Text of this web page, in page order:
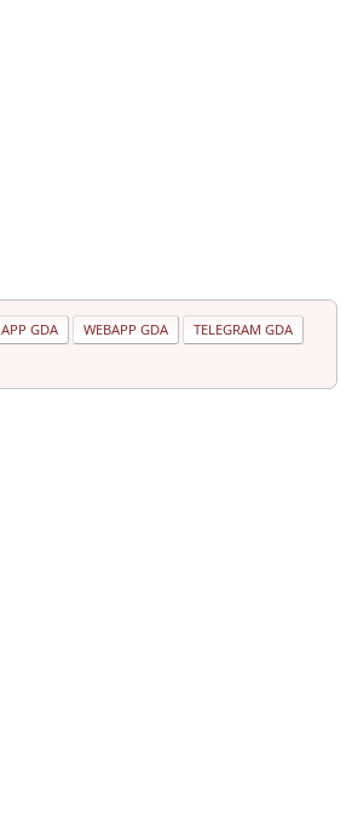
APP GDA WEBAPP GDA
TELEGRAM GDA